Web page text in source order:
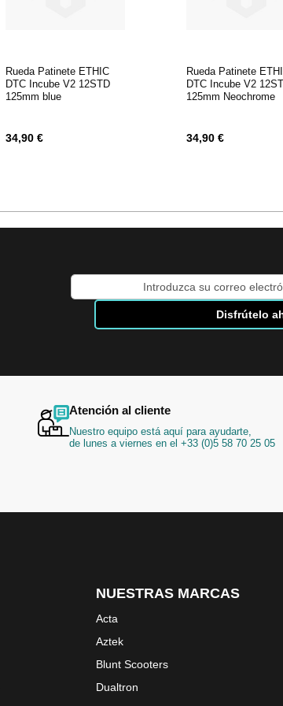
Rueda Patinete ETHIC
DTC Incube V2 12STD
125mm blue
34,90 €
Rueda Patinete
DTC Incube V2
125mm Neochrome
34,90 €
a
noticias:
Disfrútelo
Atención al cliente
Nuestro equipo está aquí para ayudarte,
de lunes a viernes en el +33 (0)5 58 70 25 05
NUESTRAS MARCAS
Acta
Aztek
Blunt Scooters
Dualtron